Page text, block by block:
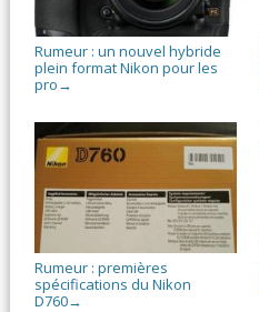
Rumeur : un nouvel hybride
plein format Nikon pour les
pro →
Rumeur : premières
spécifications du Nikon
D760→